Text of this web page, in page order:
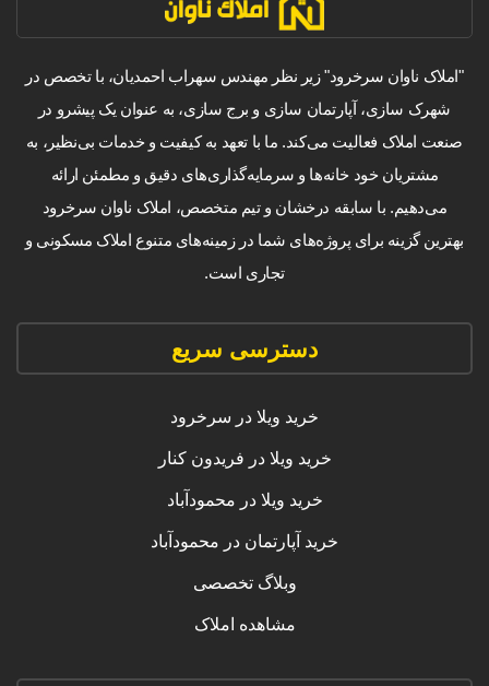
"املاک ناوان سرخرود" زیر نظر مهندس سهراب احمدیان، با تخصص در
شهرک سازی، آپارتمان سازی و برج سازی، به عنوان یک پیشرو در
صنعت املاک فعالیت می‌کند. ما با تعهد به کیفیت و خدمات بی‌نظیر، به
مشتریان خود خانه‌ها و سرمایه‌گذاری‌های دقیق و مطمئن ارائه
می‌دهیم. با سابقه درخشان و تیم متخصص، املاک ناوان سرخرود
بهترین گزینه برای پروژه‌های شما در زمینه‌های متنوع املاک مسکونی و
تجاری است.
دسترسی سریع
خرید ویلا در سرخرود
خرید ویلا در فریدون کنار
خرید ویلا در محمودآباد
خرید آپارتمان در محمودآباد
وبلاگ تخصصی
مشاهده املاک